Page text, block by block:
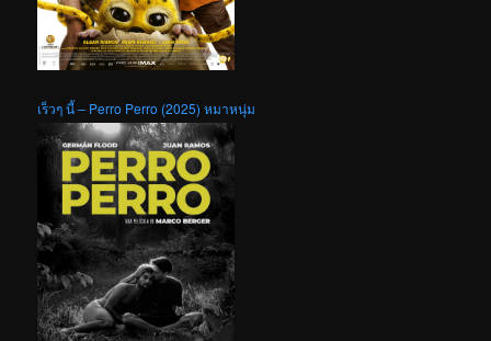
เร็วๆ นี้ – Perro Perro (2025) หมาหนุ่ม